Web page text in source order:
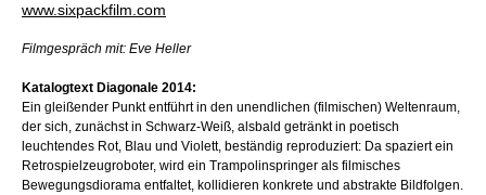
www.sixpackfilm.com
Filmgespräch mit: Eve Heller
Katalogtext Diagonale 2014:
Ein gleißender Punkt entführt in den unendlichen (filmischen) Weltenraum,
der sich, zunächst in Schwarz-Weiß, alsbald getränkt in poetisch
leuchtendes Rot, Blau und Violett, beständig reproduziert: Da spaziert ein
Retrospielzeugroboter, wird ein Trampolinspringer als filmisches
Bewegungsdiorama entfaltet, kollidieren konkrete und abstrakte Bildfolgen.